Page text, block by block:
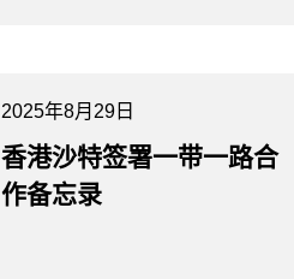
2025年8月29日
香港沙特签署一带一路合
作备忘录